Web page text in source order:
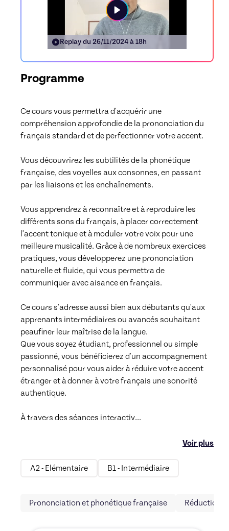
Replay du 26/11/2024 à 18h
Programme
Ce cours vous permettra d'acquérir une
compréhension approfondie de la prononciation du
français standard et de perfectionner votre accent.
Vous découvrirez les subtilités de la phonétique
française, des voyelles aux consonnes, en passant
par les liaisons et les enchaînements.
Vous apprendrez à reconnaître et à reproduire les
différents sons du français, à placer correctement
l'accent tonique et à moduler votre voix pour une
meilleure musicalité. Grâce à de nombreux exercices
pratiques, vous développerez une prononciation
naturelle et fluide, qui vous permettra de
communiquer avec aisance en français.
Ce cours s'adresse aussi bien aux débutants qu'aux
apprenants intermédiaires ou avancés souhaitant
peaufiner leur maîtrise de la langue.
Que vous soyez étudiant, professionnel ou simple
passionné, vous bénéficierez d'un accompagnement
personnalisé pour vous aider à réduire votre accent
étranger et à donner à votre français une sonorité
authentique.
À travers des séances interactiv...
Voir plus
A2 - Elémentaire B1 - Intermédiaire
Prononciation et phonétique française Réduction